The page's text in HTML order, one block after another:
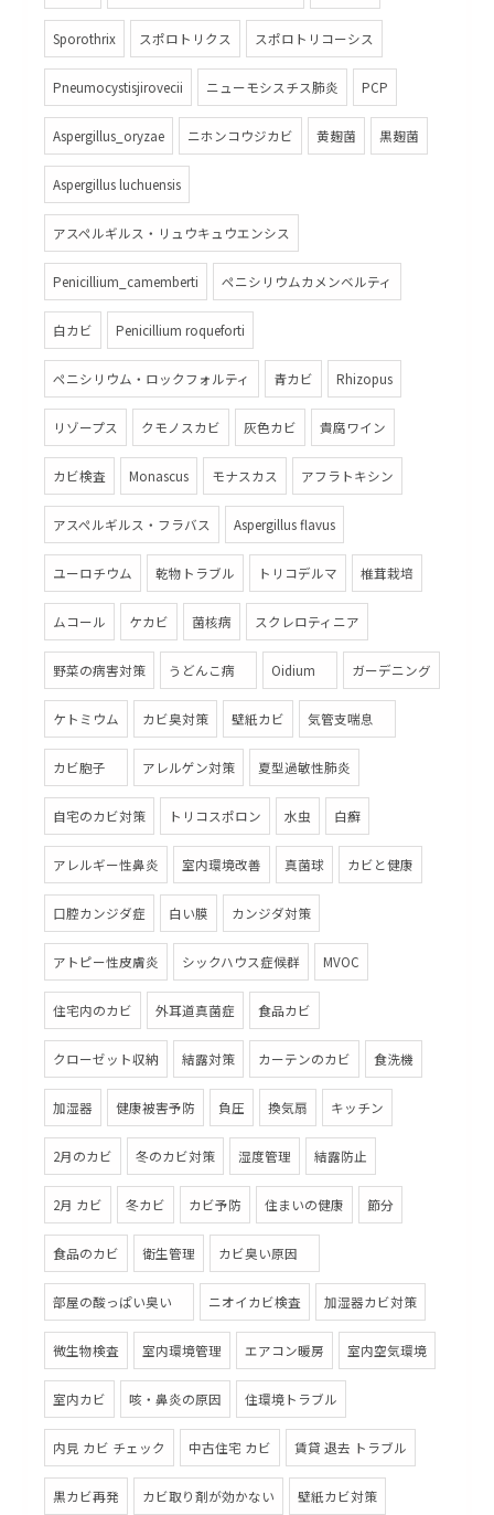
Sporothrix スポロトリクス スポロトリコーシス
Pneumocystisjirovecii ニューモシスチス肺炎 PCP
Aspergillus_oryzae ニホンコウジカビ 黄麹菌 黒麹菌
Aspergillus luchuensis
アスペルギルス・リュウキュウエンシス
Penicillium_camemberti ペニシリウムカメンベルティ
白カビ Penicillium roqueforti
ペニシリウム・ロックフォルティ 青カビ Rhizopus
リゾープス クモノスカビ 灰色カビ 貴腐ワイン
カビ検査 Monascus モナスカス アフラトキシン
アスペルギルス・フラバス Aspergillus flavus
ユーロチウム 乾物トラブル トリコデルマ 椎茸栽培
ムコール ケカビ 菌核病 スクレロティニア
野菜の病害対策 うどんこ病 Oidium ガーデニング
ケトミウム カビ臭対策 壁紙カビ 気管支喘息
カビ胞子 アレルゲン対策 夏型過敏性肺炎
自宅のカビ対策 トリコスポロン 水虫 白癬
アレルギー性鼻炎 室内環境改善 真菌球 カビと健康
口腔カンジダ症 白い膜 カンジダ対策
アトピー性皮膚炎 シックハウス症候群 MVOC
住宅内のカビ 外耳道真菌症 食品カビ
クローゼット収納 結露対策 カーテンのカビ 食洗機
加湿器 健康被害予防 負圧 換気扇 キッチン
2月のカビ 冬のカビ対策 湿度管理 結露防止
2月 カビ 冬カビ カビ予防 住まいの健康 節分
食品のカビ 衛生管理 カビ臭い原因
部屋の酸っぱい臭い ニオイカビ検査 加湿器カビ対策
微生物検査 室内環境管理 エアコン暖房 室内空気環境
室内カビ 咳・鼻炎の原因 住環境トラブル
内見 カビ チェック 中古住宅 カビ 賃貸 退去 トラブル
黒カビ再発 カビ取り剤が効かない 壁紙カビ対策